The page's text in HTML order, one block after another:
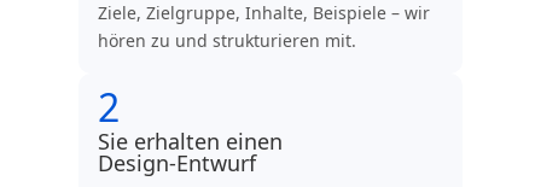
Ziele, Zielgruppe, Inhalte, Beispiele – wir
hören zu und strukturieren mit.
2
Sie erhalten einen
Design‑Entwurf